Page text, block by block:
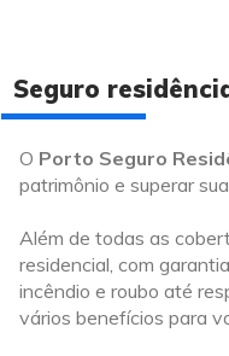
Seguro
O Porto Seguro
patrimônio e superar
Além de todas as
residencial, com
incêndio e roubo até
vários benefícios para